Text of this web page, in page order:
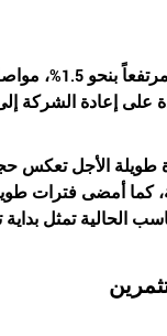
آخر جلساته
أمضى فترات